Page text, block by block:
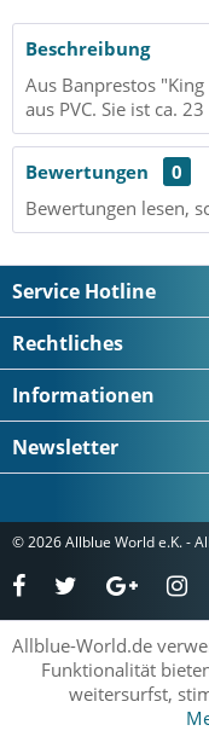
Beschreibung
Aus Banprestos
aus PVC. Sie ist ca.
Bewertungen
0
Bewertungen lesen,
Service Hotline
Rechtliches
Informationen
Newsletter
© 2026 Allblue World e.K. -
Allblue-World.de
Funktionalität
weitersurfst,